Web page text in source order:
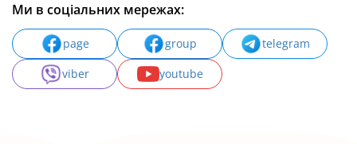
Ми в соціальних мережах:
page group
telegram
viber
youtube